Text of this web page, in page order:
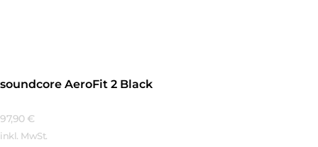
soundcore AeroFit 2 Black
97,90 €
inkl. MwSt.